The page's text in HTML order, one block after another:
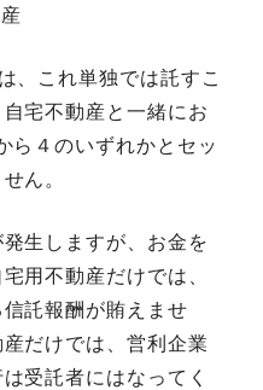
、これ単独では託すこ
宅不動産と一緒にお
ら４のいずれかとセッ
ん。
生しますが、お金を
用不動産だけでは、
託報酬が賄えませ
だけでは、営利企業
受託者にはなってく